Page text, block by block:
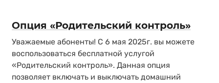
Опция «Родительский контроль»
Уважаемые абоненты! С 6 мая 2025г. вы можете
воспользоваться бесплатной услугой
«Родительский контроль». Данная опция
позволяет включать и выключать домашний